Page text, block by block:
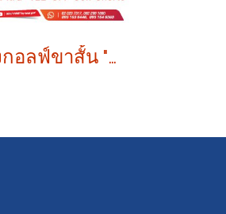
กางเกงกอลฟ์ขาสั้น "TEE-OFF Golf Shorts"